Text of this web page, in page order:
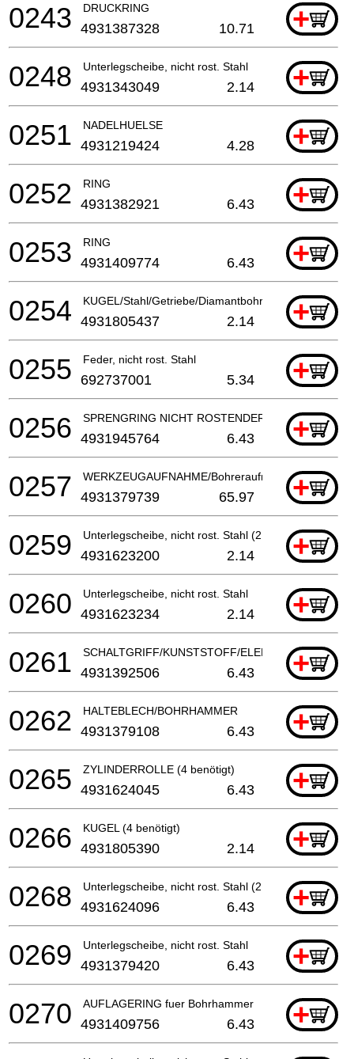
DRUCKRING +
0243 4931387328 10.71
Unterlegscheibe, nicht rost. Stahl +
0248 4931343049 2.14
NADELHUELSE +
0251 4931219424 4.28
RING +
0252 4931382921 6.43
RING +
0253 4931409774 6.43
KUGEL/Stahl/Getriebe/Diamantbohrmaschine
+
0254 4931805437 2.14
Feder, nicht rost. Stahl +
0255 692737001 5.34
SPRENGRING NICHT ROSTENDER STAHL
+
0256 4931945764 6.43
WERKZEUGAUFNAHME/Bohreraufnahme+
0257 4931379739 65.97
Unterlegscheibe, nicht rost. Stahl (2 benötigt)
+
0259 4931623200 2.14
Unterlegscheibe, nicht rost. Stahl +
0260 4931623234 2.14
SCHALTGRIFF/KUNSTSTOFF/ELEKTROWERKZEUG
+
0261 4931392506 6.43
HALTEBLECH/BOHRHAMMER +
0262 4931379108 6.43
ZYLINDERROLLE (4 benötigt) +
0265 4931624045 6.43
KUGEL (4 benötigt) +
0266 4931805390 2.14
Unterlegscheibe, nicht rost. Stahl (2 benötigt)
+
0268 4931624096 6.43
Unterlegscheibe, nicht rost. Stahl +
0269 4931379420 6.43
AUFLAGERING fuer Bohrhammer +
0270 4931409756 6.43